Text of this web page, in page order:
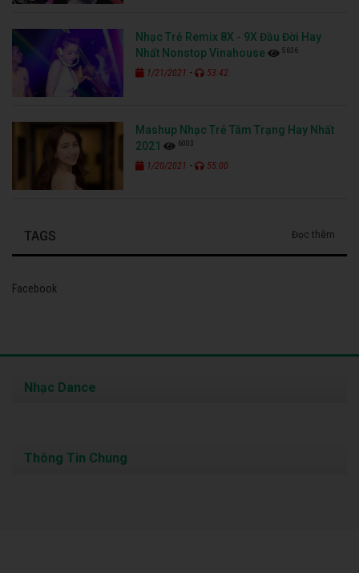
Nhạc Trẻ Remix 8X - 9X Đầu Đời Hay
Nhất Nonstop Vinahouse
5636
1/21/2021 - 53:42
Mashup Nhạc Trẻ Tâm Trạng Hay Nhất
2021
6003
1/20/2021 - 55:00
TAGS Đọc thêm
Facebook
Nhạc Dance
Thông Tin Chung